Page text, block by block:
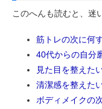
このへんも読むと、迷
筋トレの次に何
40代からの自分
見た目を整えた
清潔感を整えた
ボディメイクの